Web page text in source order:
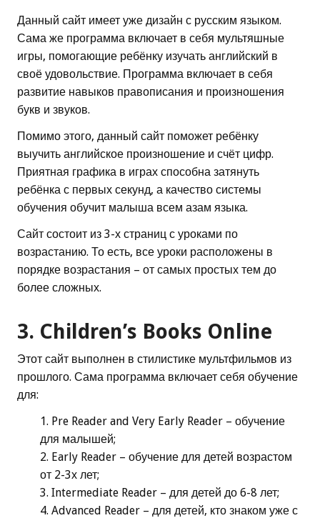
Данный сайт имеет уже дизайн с русским языком.
Сама же программа включает в себя мультяшные
игры, помогающие ребёнку изучать английский в
своё удовольствие. Программа включает в себя
развитие навыков правописания и произношения
букв и звуков.
Помимо этого, данный сайт поможет ребёнку
выучить английское произношение и счёт цифр.
Приятная графика в играх способна затянуть
ребёнка с первых секунд, а качество системы
обучения обучит малыша всем азам языка.
Сайт состоит из 3-х страниц с уроками по
возрастанию. То есть, все уроки расположены в
порядке возрастания – от самых простых тем до
более сложных.
3. Children’s Books Online
Этот сайт выполнен в стилистике мультфильмов из
прошлого. Сама программа включает себя обучение
для:
Pre Reader and Very Early Reader – обучение
для малышей;
Early Reader – обучение для детей возрастом
от 2-3х лет;
Intermediate Reader – для детей до 6-8 лет;
Advanced Reader – для детей, кто знаком уже с